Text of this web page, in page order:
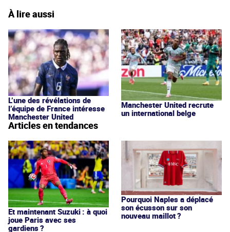
À lire aussi
L’une des révélations de
l’équipe de France intéresse
Manchester United
Manchester United recrute
un international belge
Articles en tendances
Et maintenant Suzuki : à quoi
joue Paris avec ses
gardiens ?
Pourquoi Naples a déplacé
son écusson sur son
nouveau maillot ?